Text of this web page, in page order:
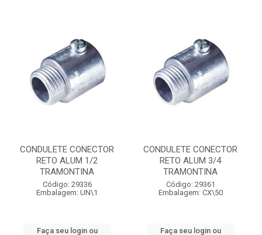
CONDULETE CONECTOR
RETO ALUM 1/2
TRAMONTINA
Código: 29336
Embalagem: UN\1
Faça seu login ou
CONDULETE CONECTOR
RETO ALUM 3/4
TRAMONTINA
Código: 29361
Embalagem: CX\50
Faça seu login ou